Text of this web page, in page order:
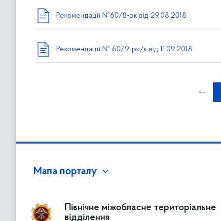
Рекомендації №60/8-рк від 29.08.2018
Рекомендації № 60/9-рк/к від 11.09.2018
←
Мапа порталу
Північне міжобласне територіальне
відділення